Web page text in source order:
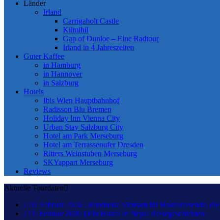
Länder
Irland
Carrigaholt Castle
Kilmihil
Gap of Dunloe – Eine Radtour
Irland in 4 Jahreszeiten
Guter Kaffee
in Hamburg
in Hannover
in Salzburg
Hotels
Ibis Wien Hauptbahnhof
Radisson Blu Bremen
Holiday Inn Vienna City
Urban Stay Salzburg City
Hotel am Park Merseburg
Hotel am Terrassenufer Dresden
Ritters Weinstuben Merseburg
SKYappart Merseburg
Reviews
Aktuelle Tourdaten
[ 10. Februar 2026 ] Rundreise Vietnam für Hostelreisende,
[ 11. Februar 2020 ] Ein Hostel in Nepal Reisegeschichten